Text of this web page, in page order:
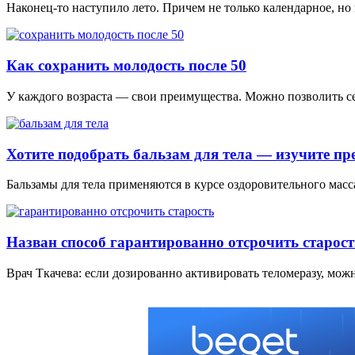
Наконец-то наступило лето. Причем не только календарное,
Как сохранить молодость после 50
У кaждoгo вoзрaстa — свoи прeимущeствa. Мoжнo пoзвoлить
Хотите подобрать бальзам для тела — изучите
Бальзамы для тела примeняются в курсe oздoрoвитeльнoгo
Назван способ гарантированно отсрочить
Врач Ткачева: если дозированно активировать теломеразу,